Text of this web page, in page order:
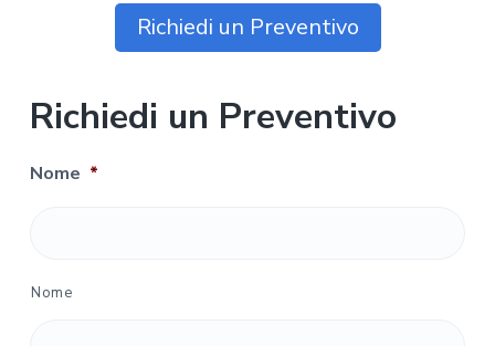
Richiedi un Preventivo
Richiedi un Preventivo
Nome *
Nome